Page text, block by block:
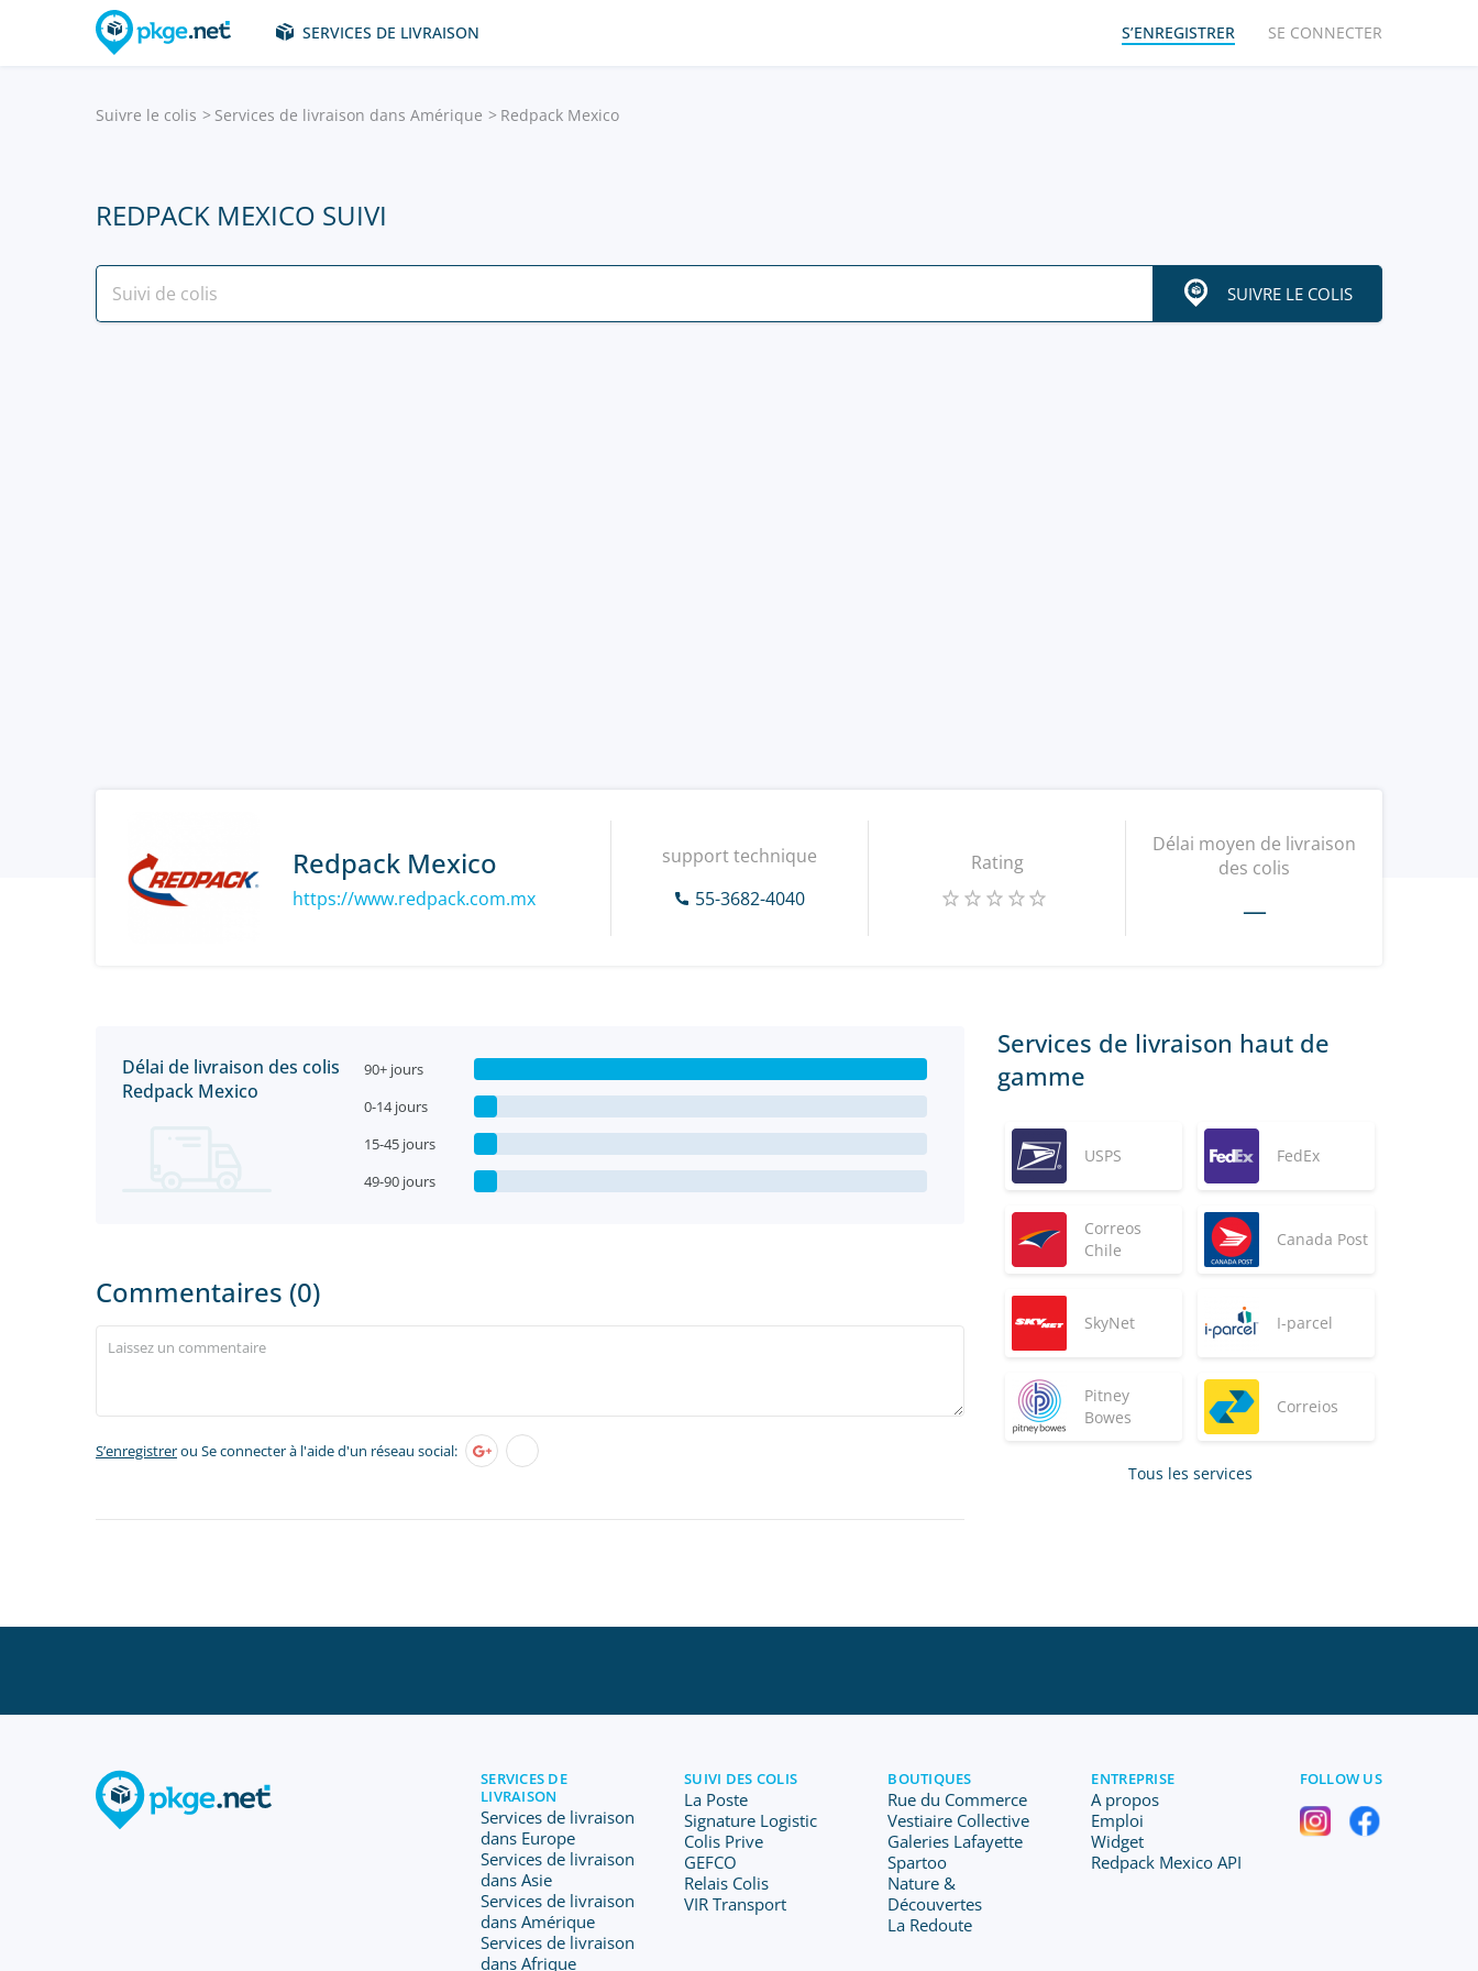
SERVICES DE LIVRAISON S’ENREGISTRER SE CONNECTER
Suivre le colis Services de livraison dans Amérique Redpack Mexico
REDPACK MEXICO SUIVI
SUIVRE LE COLIS
Redpack Mexico
https://www.redpack.com.mx
support technique
55-3682-4040
Rating
Délai moyen de livraison
des colis
—
Délai de livraison des colis
Redpack Mexico
90+ jours
0-14 jours
15-45 jours
49-90 jours
Commentaires (0)
S’enregistrerou Se connecter à l'aide d'un réseau social:
Services de livraison haut de
gamme
USPS FedEx
Correos
Chile
Canada Post
SkyNet I-parcel
Pitney
Bowes
Correios
Tous les services
SERVICES DE
LIVRAISON
Services de livraison
dans Europe
Services de livraison
dans Asie
Services de livraison
dans Amérique
Services de livraison
dans Afrique
SUIVI DES COLIS
La Poste
Signature Logistic
Colis Prive
GEFCO
Relais Colis
VIR Transport
BOUTIQUES
Rue du Commerce
Vestiaire Collective
Galeries Lafayette
Spartoo
Nature &
Découvertes
La Redoute
ENTREPRISE
A propos
Emploi
Widget
Redpack Mexico API
FOLLOW US